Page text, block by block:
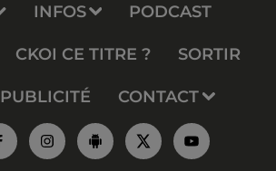
INFOS PODCAST
CKOI CE TITRE ? SORTIR
PUBLICITÉ CONTACT